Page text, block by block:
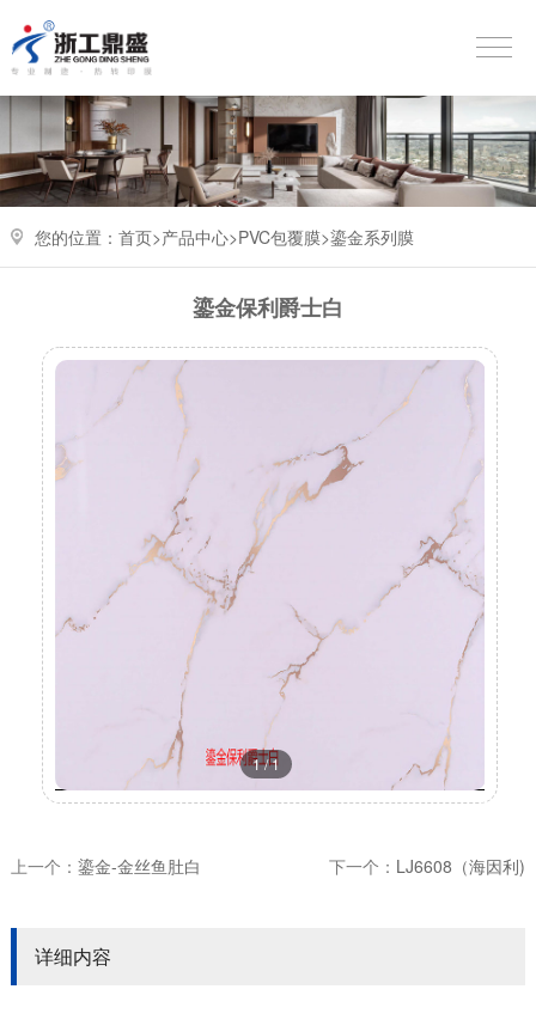
您的位置： 首页>产品中心>PVC包覆膜>鎏金系列膜
鎏金保利爵士白
1/1
上一个： 鎏金-金丝鱼肚白 下一个： LJ6608（海因利)
详细内容